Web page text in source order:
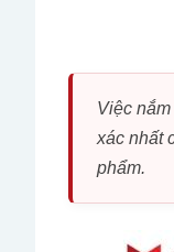
Việc
xác nhất
phẩm.